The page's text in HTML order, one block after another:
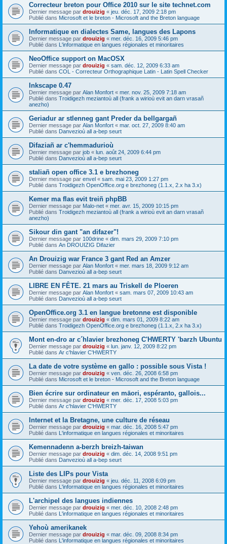
Correcteur breton pour Office 2010 sur le site technet.com
Dernier message par drouizig « jeu. déc. 17, 2009 2:18 pm
Publié dans Microsoft et le breton - Microsoft and the Breton language
Informatique en dialectes Same, langues des Lapons
Dernier message par drouizig « mer. déc. 16, 2009 5:46 pm
Publié dans L'informatique en langues régionales et minoritaires
NeoOffice support on MacOSX
Dernier message par drouizig « sam. déc. 12, 2009 6:33 am
Publié dans COL - Correcteur Orthographique Latin - Latin Spell Checker
Inkscape 0.47
Dernier message par Alan Monfort « mer. nov. 25, 2009 7:18 am
Publié dans Troidigezh meziantoù all (frank a wirioù evit an darn vrasañ
anezho)
Geriadur ar stlenneg gant Preder da bellgargañ
Dernier message par Alan Monfort « mar. oct. 27, 2009 8:40 am
Publié dans Danvezioù all a-bep seurt
Difaziañ ar c'hemmadurioù
Dernier message par job « lun. août 24, 2009 6:44 pm
Publié dans Danvezioù all a-bep seurt
staliañ open office 3.1 e brezhoneg
Dernier message par envel « sam. mai 23, 2009 1:27 pm
Publié dans Troidigezh OpenOffice.org e brezhoneg (1.1.x, 2.x ha 3.x)
Kemer ma flas evit treiñ phpBB
Dernier message par Malo-net « mer. avr. 15, 2009 10:15 pm
Publié dans Troidigezh meziantoù all (frank a wirioù evit an darn vrasañ
anezho)
Sikour din gant "an difazer"!
Dernier message par 100drine « dim. mars 29, 2009 7:10 pm
Publié dans An DROUIZIG Difazier
An Drouizig war France 3 gant Red an Amzer
Dernier message par Alan Monfort « mer. mars 18, 2009 9:12 am
Publié dans Danvezioù all a-bep seurt
LIBRE EN FÊTE. 21 mars au Triskell de Ploeren
Dernier message par Alan Monfort « sam. mars 07, 2009 10:43 am
Publié dans Danvezioù all a-bep seurt
OpenOffice.org 3.1 en langue bretonne est disponible
Dernier message par drouizig « dim. mars 01, 2009 8:22 am
Publié dans Troidigezh OpenOffice.org e brezhoneg (1.1.x, 2.x ha 3.x)
Mont en-dro ar c´hlavier brezhoneg C'HWERTY 'barzh Ubuntu
Dernier message par drouizig « lun. janv. 12, 2009 8:22 pm
Publié dans Ar c'hlavier C'HWERTY
La date de votre système en gallo : possible sous Vista !
Dernier message par drouizig « ven. déc. 26, 2008 6:58 pm
Publié dans Microsoft et le breton - Microsoft and the Breton language
Bien écrire sur ordinateur en māori, espéranto, gallois...
Dernier message par drouizig « mer. déc. 17, 2008 5:03 pm
Publié dans Ar c'hlavier C'HWERTY
Internet et la Bretagne, une culture de réseau
Dernier message par drouizig « mar. déc. 16, 2008 5:47 pm
Publié dans L'informatique en langues régionales et minoritaires
Kemennadenn a-berzh breizh-taiwan
Dernier message par drouizig « dim. déc. 14, 2008 9:51 pm
Publié dans Danvezioù all a-bep seurt
Liste des LIPs pour Vista
Dernier message par drouizig « jeu. déc. 11, 2008 6:09 pm
Publié dans L'informatique en langues régionales et minoritaires
L'archipel des langues indiennes
Dernier message par drouizig « mer. déc. 10, 2008 2:48 pm
Publié dans L'informatique en langues régionales et minoritaires
Yehoù amerikanek
Dernier message par drouizig « mar. déc. 09, 2008 8:34 pm
Publié dans L'informatique en langues régionales et minoritaires